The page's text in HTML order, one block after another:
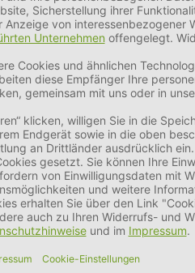
ist in2 Variantenerhältlich: